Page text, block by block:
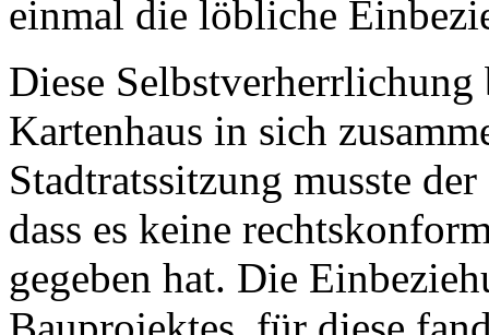
einmal die löbliche
Diese
Kartenhaus in sich
Stadtratssitzung musste
dass es keine
gegeben hat. Die